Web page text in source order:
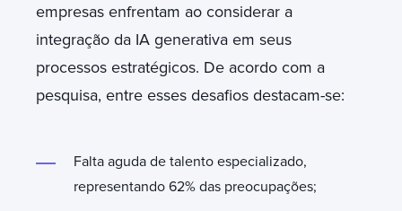
empresas enfrentam ao considerar a
integração da IA generativa em seus
processos estratégicos. De acordo com a
pesquisa, entre esses desafios destacam-se:
Falta aguda de talento especializado,
representando 62% das preocupações;